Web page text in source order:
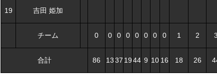
19 吉田 姫加
チーム 0 0 0 0 0 0 0 0 1 2 3
合計 86 1337 1944 9 10 16 18 26